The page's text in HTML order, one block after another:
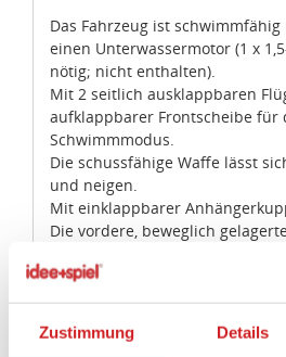
Zustimmung Details
Das Fahrzeug ist
einen Unterwassermotor (1 x
nötig; nicht enthalten).
Mit 2 seitlich ausklappbaren
aufklappbarer Frontscheibe für
Schwimmmodus.
Die schussfähige Waffe lässt
und neigen.
Mit einklappbarer
Die vordere, beweglich
Fahrzeug das Überwinden
Der Stauraum auf der
flexiblen Netz abgedeckt
Die Bojen, an denen die
schwimmen im Wasser.